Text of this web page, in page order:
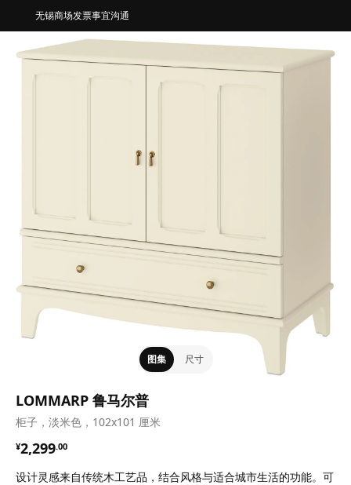
无锡商场发票事宜沟通
图集 尺寸
LOMMARP 鲁马尔普
柜子，淡米色，102x101 厘米
¥2,299.00
¥ 2299.00
设计灵感来自传统木工艺品，结合风格与适合城市生活的功能。可